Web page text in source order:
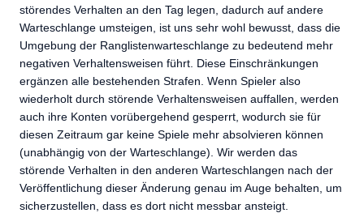
störendes Verhalten an den Tag legen, dadurch auf andere
Warteschlange umsteigen, ist uns sehr wohl bewusst, dass die
Umgebung der Ranglistenwarteschlange zu bedeutend mehr
negativen Verhaltensweisen führt. Diese Einschränkungen
ergänzen alle bestehenden Strafen. Wenn Spieler also
wiederholt durch störende Verhaltensweisen auffallen, werden
auch ihre Konten vorübergehend gesperrt, wodurch sie für
diesen Zeitraum gar keine Spiele mehr absolvieren können
(unabhängig von der Warteschlange). Wir werden das
störende Verhalten in den anderen Warteschlangen nach der
Veröffentlichung dieser Änderung genau im Auge behalten, um
sicherzustellen, dass es dort nicht messbar ansteigt.